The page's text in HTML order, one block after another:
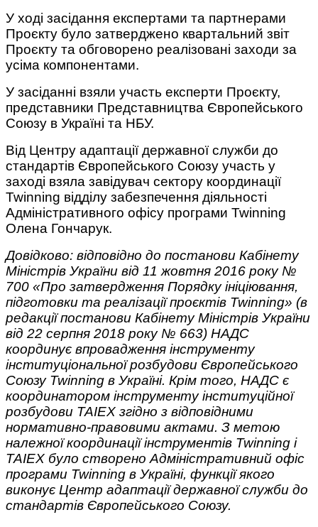
У ході засідання експертами та партнерами
Проєкту було затверджено квартальний звіт
Проєкту та обговорено реалізовані заходи за
усіма компонентами.
У засіданні взяли участь експерти Проєкту,
представники Представництва Європейського
Союзу в Україні та НБУ.
Від Центру адаптації державної служби до
стандартів Європейського Союзу участь у
заході взяла завідувач сектору координації
Twinning відділу забезпечення діяльності
Адміністративного офісу програми Twinning
Олена Гончарук.
Довідково: відповідно до постанови Кабінету
Міністрів України від 11 жовтня 2016 року №
700 «Про затвердження Порядку ініціювання,
підготовки та реалізації проєктів Twinning» (в
редакції постанови Кабінету Міністрів України
від 22 серпня 2018 року № 663) НАДС
координує впровадження інструменту
інституціональної розбудови Європейського
Союзу Twinning в Україні. Крім того, НАДС є
координатором інструменту інституційної
розбудови TAIEX згідно з відповідними
нормативно-правовими актами. З метою
належної координації інструментів Twinning і
TAIEX було створено Адміністративний офіс
програми Twinning в Україні, функції якого
виконує Центр адаптації державної служби до
стандартів Європейського Союзу.